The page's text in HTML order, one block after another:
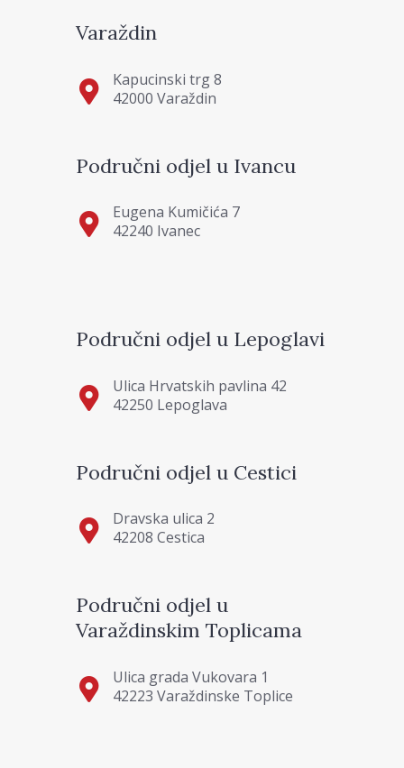
Varaždin
Kapucinski trg 8
42000 Varaždin
Područni odjel u Ivancu
Eugena Kumičića 7
42240 Ivanec
Područni odjel u Lepoglavi
Ulica Hrvatskih pavlina 42
42250 Lepoglava
Područni odjel u Cestici
Dravska ulica 2
42208 Cestica
Područni odjel u
Varaždinskim Toplicama
Ulica grada Vukovara 1
42223 Varaždinske Toplice